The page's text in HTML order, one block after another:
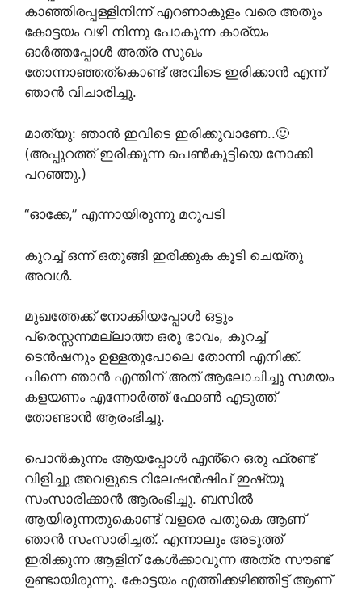
കാഞ്ഞിരപ്പള്ളിനിന്ന് എറണാകുളം വരെ അതും
കോട്ടയം വഴി നിന്നു പോകുന്ന കാര്യം
ഓർത്തപ്പോൾ അത്ര സുഖം
തോന്നാഞ്ഞത്കൊണ്ട് അവിടെ ഇരിക്കാൻ എന്ന്
ഞാൻ വിചാരിച്ചു.
മാത്യു: ഞാൻ ഇവിടെ ഇരിക്കുവാണേ..🙂
(അപ്പുറത്ത് ഇരിക്കുന്ന പെൺകുട്ടിയെ നോക്കി
പറഞ്ഞു.)
“ഓക്കേ,” എന്നായിരുന്നു മറുപടി
കുറച്ച് ഒന്ന് ഒതുങ്ങി ഇരിക്കുക കൂടി ചെയ്തു
അവൾ.
മുഖത്തേക്ക് നോക്കിയപ്പോൾ ഒട്ടും
പ്രെസ്സന്നമല്ലാത്ത ഒരു ഭാവം, കുറച്ച്
ടെൻഷനും ഉള്ളതുപോലെ തോന്നി എനിക്ക്.
പിന്നെ ഞാൻ എന്തിന് അത് ആലോചിച്ചു സമയം
കളയണം എന്നോർത്ത് ഫോൺ എടുത്ത്
തോണ്ടാൻ ആരംഭിച്ചു.
പൊൻകുന്നം ആയപ്പോൾ എൻ്റെ ഒരു ഫ്രണ്ട്
വിളിച്ചു അവളുടെ റിലേഷൻഷിപ് ഇഷ്യൂ
സംസാരിക്കാൻ ആരംഭിച്ചു. ബസിൽ
ആയിരുന്നതുകൊണ്ട് വളരെ പതുകെ ആണ്
ഞാൻ സംസാരിച്ചത്. എന്നാലും അടുത്ത്
ഇരിക്കുന്ന ആളിന് കേൾക്കാവുന്ന അത്ര സൗണ്ട്
ഉണ്ടായിരുന്നു. കോട്ടയം എത്തിക്കഴിഞ്ഞിട്ട് ആണ്